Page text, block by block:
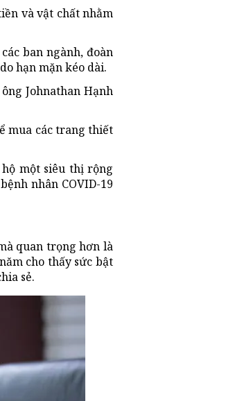
và vật chất nhằm
ban ngành, đoàn
hạn mặn kéo dài.
Johnathan Hạnh
mua các trang thiết
một siêu thị rộng
nhân COVID-19
quan trọng hơn là
cho thấy sức bật
sẻ.